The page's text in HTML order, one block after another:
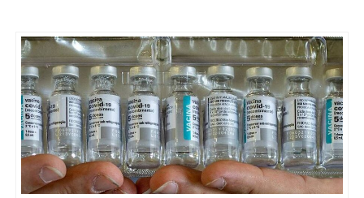
ESPORTES
ENTRETENIMENTO
ENQUETE